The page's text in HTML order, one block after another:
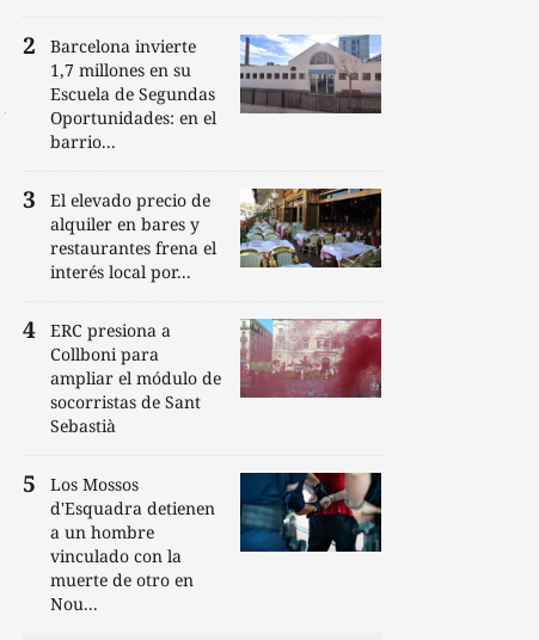
Barcelona invierte
1,7 millones en su
Escuela de Segundas
Oportunidades: en el
barrio...
El elevado precio de
alquiler en bares y
restaurantes frena el
interés local por...
ERC presiona a
Collboni para
ampliar el módulo de
socorristas de Sant
Sebastià
Los Mossos
d'Esquadra detienen
a un hombre
vinculado con la
muerte de otro en
Nou...